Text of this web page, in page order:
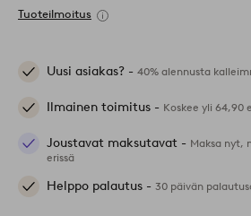
Tuoteilmoitus
Uusi asiakas? - 40% alennusta
Ilmainen toimitus - Koskee yli 64,90
Joustavat maksutavat - Maksa nyt,
erissä
Helppo palautus - 30 päivän